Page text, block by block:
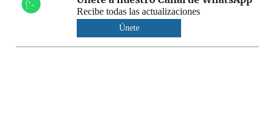
Recibe todas las actualizaciones
Únete